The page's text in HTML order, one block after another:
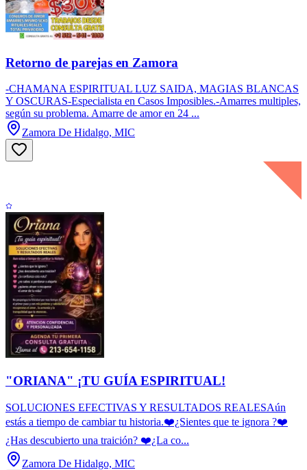
Retorno de parejas en Zamora
-CHAMANA ESPIRITUAL LUZ SAIDA, MAGIAS BLANCAS
Y OSCURAS-Especialista en Casos Imposibles.-Amarres multiples,
según su problema. Amarre de amor en 24 ...
Zamora De Hidalgo, MIC
"ORIANA" ¡TU GUÍA ESPIRITUAL!
SOLUCIONES EFECTIVAS Y RESULTADOS REALESAún
estás a tiempo de cambiar tu historia.❤️¿Sientes que te ignora ?❤️
¿Has descubierto una traición? ❤️¿La co...
Zamora De Hidalgo, MIC